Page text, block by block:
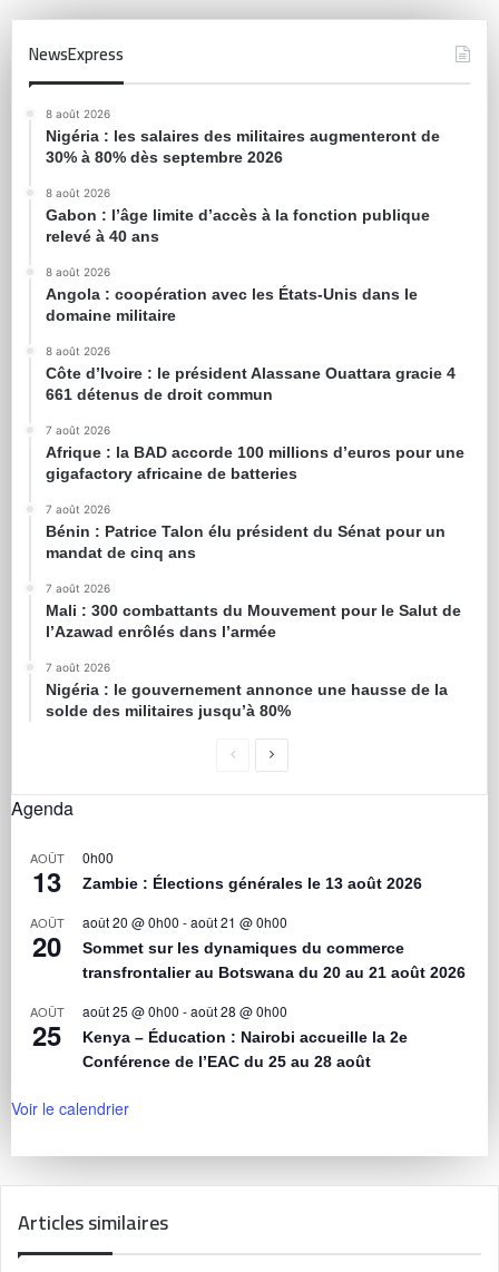
NewsExpress
8 août 2026
Nigéria : les salaires des militaires augmenteront de
30% à 80% dès septembre 2026
8 août 2026
Gabon : l’âge limite d’accès à la fonction publique
relevé à 40 ans
8 août 2026
Angola : coopération avec les États-Unis dans le
domaine militaire
8 août 2026
Côte d’Ivoire : le président Alassane Ouattara gracie 4
661 détenus de droit commun
7 août 2026
Afrique : la BAD accorde 100 millions d’euros pour une
gigafactory africaine de batteries
7 août 2026
Bénin : Patrice Talon élu président du Sénat pour un
mandat de cinq ans
7 août 2026
Mali : 300 combattants du Mouvement pour le Salut de
l’Azawad enrôlés dans l’armée
7 août 2026
Nigéria : le gouvernement annonce une hausse de la
solde des militaires jusqu’à 80%
Agenda
AOÛT
13
0h00
Zambie : Élections générales le 13 août 2026
AOÛT
20
août 20 @ 0h00 -août 21 @ 0h00
Sommet sur les dynamiques du commerce
transfrontalier au Botswana du 20 au 21 août 2026
AOÛT
25
août 25 @ 0h00 -août 28 @ 0h00
Kenya – Éducation : Nairobi accueille la 2e
Conférence de l’EAC du 25 au 28 août
Voir le calendrier
Articles similaires